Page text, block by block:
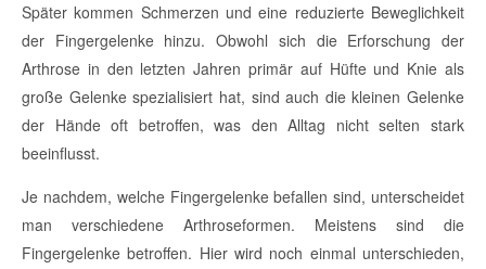
Später kommen Schmerzen und eine reduzierte Beweglichkeit
der Fingergelenke hinzu. Obwohl sich die Erforschung der
Arthrose in den letzten Jahren primär auf Hüfte und Knie als
große Gelenke spezialisiert hat, sind auch die kleinen Gelenke
der Hände oft betroffen, was den Alltag nicht selten stark
beeinflusst.
Je nachdem, welche Fingergelenke befallen sind, unterscheidet
man verschiedene Arthroseformen. Meistens sind die
Fingergelenke betroffen. Hier wird noch einmal unterschieden,